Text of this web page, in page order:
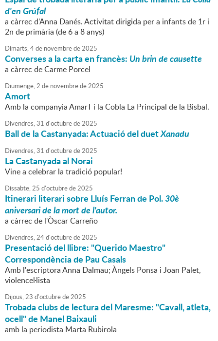
d'en Grúfal
a càrrec d'Anna Danés. Activitat dirigida per a infants de 1r i
2n de primària (de 6 a 8 anys)
Dimarts,4de novembrede2025
Converses a la carta en francès: Un brin de causette
a càrrec de Carme Porcel
Diumenge,2 de novembrede2025
Amort
Amb la companyia AmarT i la Cobla La Principal de la Bisbal.
Divendres,31 d'octubrede2025
Ball de la Castanyada: Actuació delduetXanadu
Divendres,31 d'octubrede2025
La Castanyada al Norai
Vine a celebrar la tradició popular!
Dissabte,25 d'octubrede2025
Itinerari literari sobre Lluís Ferran de Pol.30è
aniversari de la mort de l'autor.
a càrrec de l'Òscar Carreño
Divendres,24d'octubrede2025
Presentació del llibre: "Querido Maestro"
Correspondència de Pau Casals
Amb l'escriptora Anna Dalmau; Àngels Ponsa i Joan Palet,
violencel·lista
Dijous,23 d'octubrede2025
Trobada clubs de lectura del Maresme: "Cavall, atleta,
ocell" de Manel Baixauli
amb la periodista Marta Rubirola